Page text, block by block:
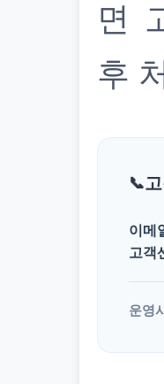
면
후
이메
고객
운영